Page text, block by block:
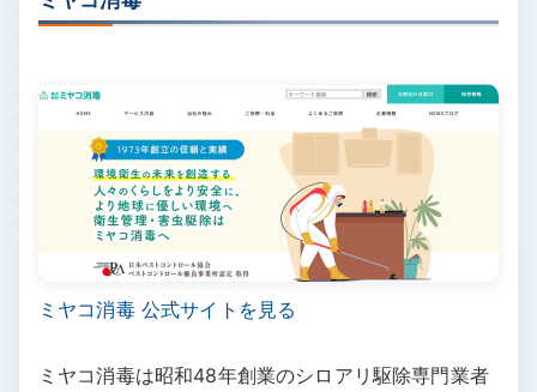
ミヤコ消毒 公式サイトを見る
ミヤコ消毒は昭和48年創業のシロアリ駆除専門業者